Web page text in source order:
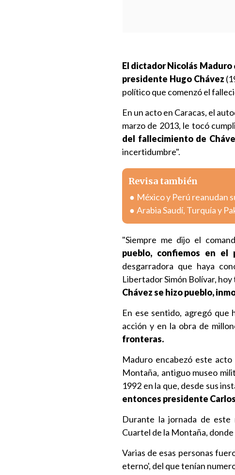
El dictador Nicolás Maduro
presidente Hugo Chávez
político que comenzó el
En un acto en Caracas, el
marzo de 2013, le tocó
del fallecimiento de
incertidumbre".
Revisa también
México y Perú reanudan
Arabia Saudí, Turquía y
"Siempre me dijo el
pueblo, confiemos en el
desgarradora que haya
Libertador Simón Bolívar,
Chávez se hizo pueblo,
En ese sentido, agregó que
acción y en la obra de
fronteras.
Maduro encabezó este
Montaña, antiguo museo
1992 en la que, desde sus
entonces presidente
Durante la jornada de este
Cuartel de la Montaña,
Varias de esas personas
eterno', del que tenían